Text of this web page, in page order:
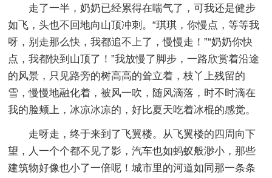
走了一半，奶奶已经累得在喘气了，可我还是健步
如飞，头也不回地向山顶冲刺。“琪琪，你慢点，等等我
呀，别走那么快，我都追不上了，慢慢走！”“奶奶你快
点，我都快到山顶了！”我放慢了脚步，一路欣赏着沿途
的风景，只见路旁的树高高的耸立着，枝丫上残留的
雪，慢慢地融化着，被风一吹，随风滴落，时不时滴在
我的脸颊上，冰凉冰凉的，好比夏天吃着冰棍的感觉。
走呀走，终于来到了飞翼楼。从飞翼楼的四周向下
望，人一个个都不见了影，汽车也如蚂蚁般渺小，那些
建筑物好像也小了一倍呢！城市里的河道如同那一条条